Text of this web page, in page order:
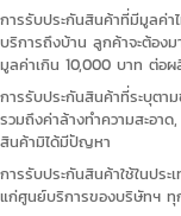
การรับประกันสินค้าที่มีมูลค่
บริการถึงบ้าน ลูกค้าจะต้อ
มูลค่าเกิน 10,000 บาท ต่อ
การรับประกันสินค้าที่ระบุตา
รวมถึงค่าล้างทำความสะอา
สินค้ามิได้มีปัญหา
การรับประกันสินค้าใช้ในปร
แก่ศูนย์บริการของบริษัทฯ